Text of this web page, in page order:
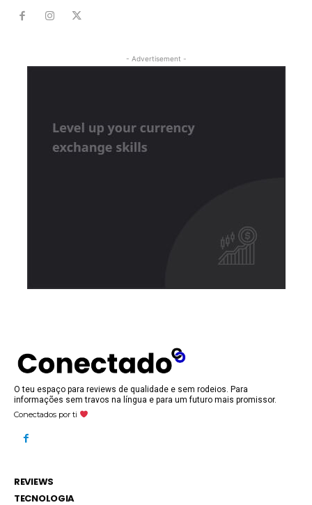
- Advertisement -
O teu espaço para reviews de qualidade e sem rodeios. Para
informações sem travos na língua e para um futuro mais promissor.
Conectados por ti
REVIEWS
TECNOLOGIA